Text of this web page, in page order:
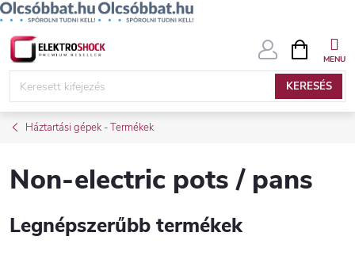
Ugrás
KERESÉS
KOSÁR
Háztartási gépek - Termékek
Non-electric pots / pans
Legnépszerűbb termékek